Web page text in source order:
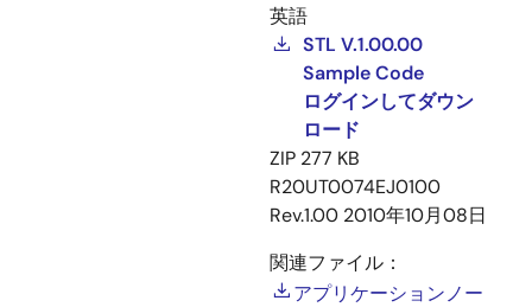
英語
STL V.1.00.00
Sample Code
ログインしてダウン
ロード
ZIP 277 KB
R20UT0074EJ0100
Rev.1.00 2010年10月08日
関連ファイル：
アプリケーションノー